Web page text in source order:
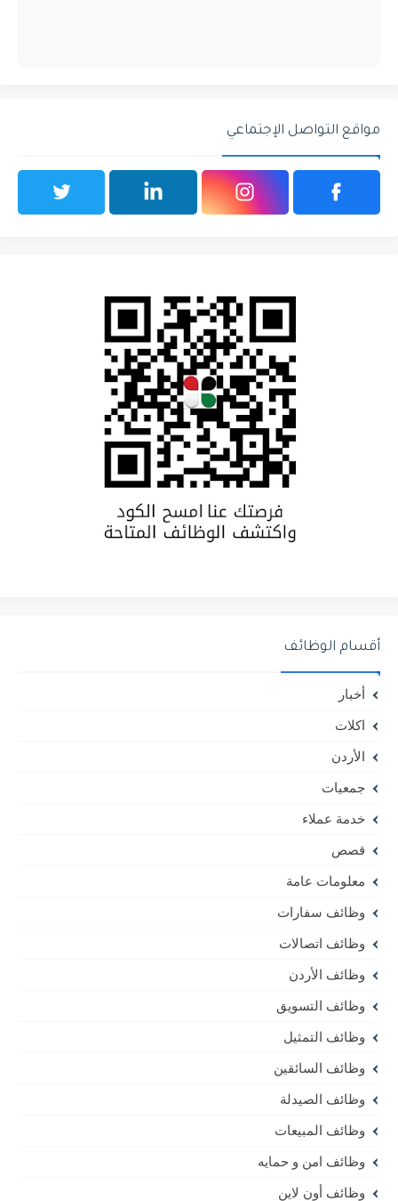
مواقع التواصل الإجتماعي
أقسام الوظائف
أخبار
اكلات
الأردن
جمعيات
خدمة عملاء
قصص
معلومات عامة
وظائف سفارات
وظائف اتصالات
وظائف الأردن
وظائف التسويق
وظائف التمثيل
وظائف السائقين
وظائف الصيدلة
وظائف المبيعات
وظائف امن و حمايه
وظائف أون لاين